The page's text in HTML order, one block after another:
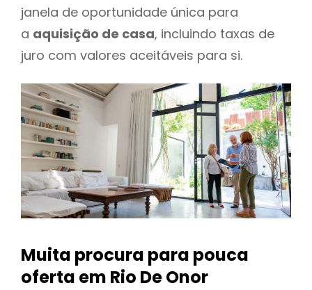
janela de oportunidade única para
a aquisição de casa, incluindo taxas de
juro com valores aceitáveis para si.
Muita procura para pouca
oferta em Rio De Onor